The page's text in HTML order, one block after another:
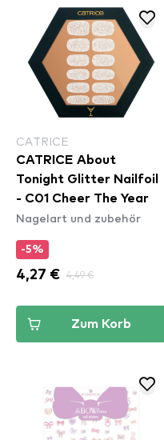
CATRICE
CATRICE About
Tonight Glitter Nailfoil
- C01 Cheer The Year
Nagelart und zubehör
-5%
4,27 € 4,49 €
Zum Korb